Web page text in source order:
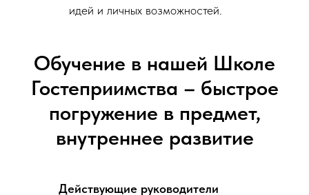
идей и личных возможностей.
Обучение в нашей Школе
Гостеприимства – быстрое
погружение в предмет,
внутреннее развитие
Действующие руководители